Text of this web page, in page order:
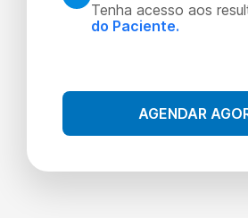
Tenha acesso aos
do Paciente.
AGENDAR